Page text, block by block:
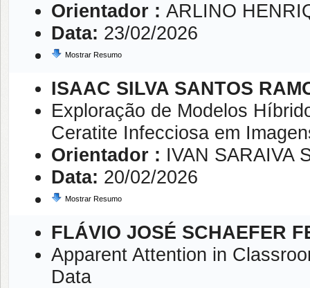
Orientador : ARLINO
Data: 23/02/2026
Mostrar Resumo
ISAAC SILVA SANTOS
Exploração de Modelos
Ceratite Infecciosa em
Orientador : IVAN SARAIVA
Data: 20/02/2026
Mostrar Resumo
FLÁVIO JOSÉ SCHAEFER
Apparent Attention in
Data